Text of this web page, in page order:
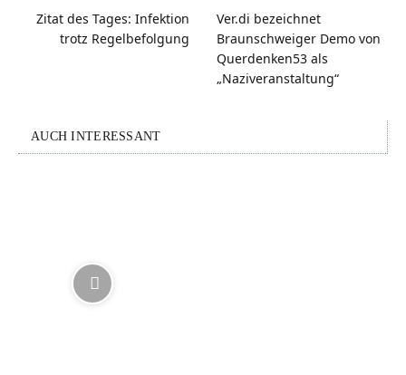
Zitat des Tages: Infektion
trotz Regelbefolgung
Ver.di bezeichnet
Braunschweiger Demo von
Querdenken53 als
„Naziveranstaltung“
AUCH INTERESSANT